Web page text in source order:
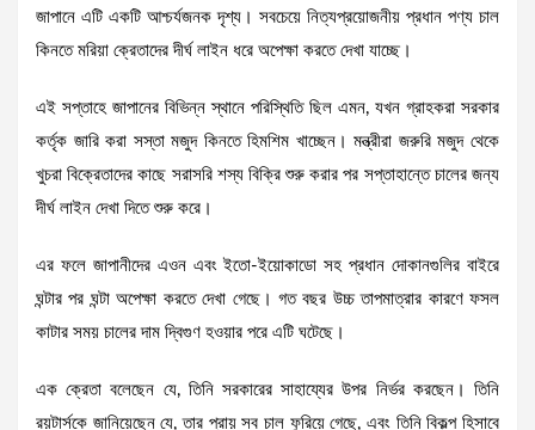
জাপানে এটি একটি আশ্চর্যজনক দৃশ্য। সবচেয়ে নিত্যপ্রয়োজনীয় প্রধান পণ্য চাল
কিনতে মরিয়া ক্রেতাদের দীর্ঘ লাইন ধরে অপেক্ষা করতে দেখা যাচ্ছে।
এই সপ্তাহে জাপানের বিভিন্ন স্থানে পরিস্থিতি ছিল এমন, যখন গ্রাহকরা সরকার
কর্তৃক জারি করা সস্তা মজুদ কিনতে হিমশিম খাচ্ছেন। মন্ত্রীরা জরুরি মজুদ থেকে
খুচরা বিক্রেতাদের কাছে সরাসরি শস্য বিক্রি শুরু করার পর সপ্তাহান্তে চালের জন্য
দীর্ঘ লাইন দেখা দিতে শুরু করে।
এর ফলে জাপানীদের এওন এবং ইতো-ইয়োকাডো সহ প্রধান দোকানগুলির বাইরে
ঘন্টার পর ঘন্টা অপেক্ষা করতে দেখা গেছে। গত বছর উচ্চ তাপমাত্রার কারণে ফসল
কাটার সময় চালের দাম দ্বিগুণ হওয়ার পরে এটি ঘটেছে।
এক ক্রেতা বলেছেন যে, তিনি সরকারের সাহায্যের উপর নির্ভর করছেন। তিনি
রয়টার্সকে জানিয়েছেন যে, তার প্রায় সব চাল ফুরিয়ে গেছে, এবং তিনি বিকল্প হিসাবে